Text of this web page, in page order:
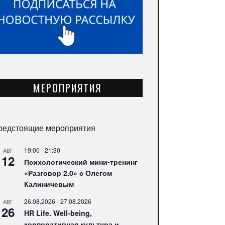
МЕРОПРИЯТИЯ
мероприятия
АВГ
12
19:00 -21:30
Психологический мини-тренинг
«Разговор 2.0» с Олегом
Калиничевым
АВГ
26
26.08.2026 -27.08.2026
HR Life. Well-being,